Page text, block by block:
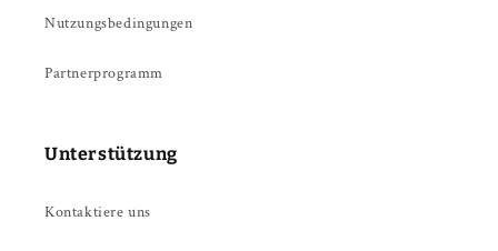
Nutzungsbedingungen
Partnerprogramm
Unterstützung
Kontaktiere uns